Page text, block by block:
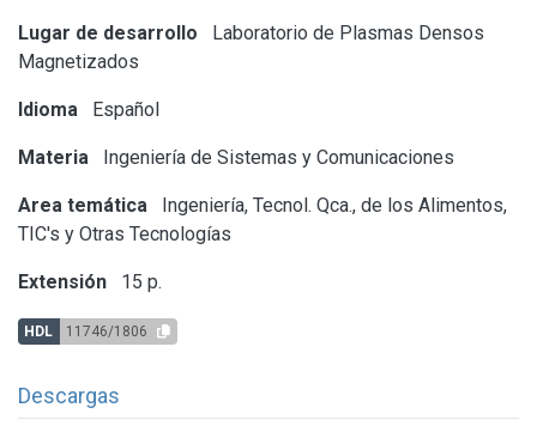
Lugar de desarrollo
Laboratorio de Plasmas Densos
Magnetizados
Idioma Español
Materia Ingeniería de Sistemas y Comunicaciones
Area temática
Ingeniería, Tecnol. Qca., de los Alimentos,
TIC's y Otras Tecnologías
Extensión 15 p.
HDL 11746/1806
Descargas